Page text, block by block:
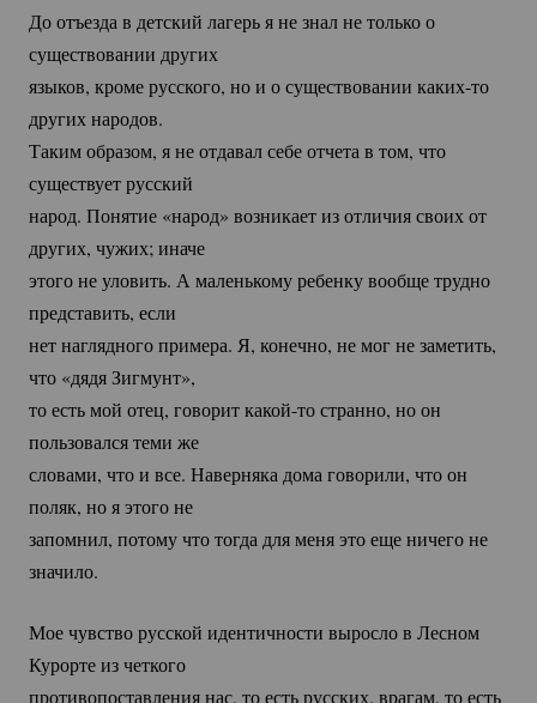
До отъезда в детский лагерь я не знал не только о
существовании других
языков, кроме русского, но и о существовании каких-то
других народов.
Таким образом, я не отдавал себе отчета в том, что
существует русский
народ. Понятие «народ» возникает из отличия своих от
других, чужих; иначе
этого не уловить. А маленькому ребенку вообще трудно
представить, если
нет наглядного примера. Я, конечно, не мог не заметить,
что «дядя Зигмунт»,
то есть мой отец, говориткакой-тостранно, но он
пользовался теми же
словами, что и все. Наверняка дома говорили, что он
поляк, но я этого не
запомнил, потому что тогда для меня это еще ничего не
значило.
Мое чувство русской идентичности выросло в Лесном
Курорте из четкого
противопоставления нас, то есть русских, врагам, то есть